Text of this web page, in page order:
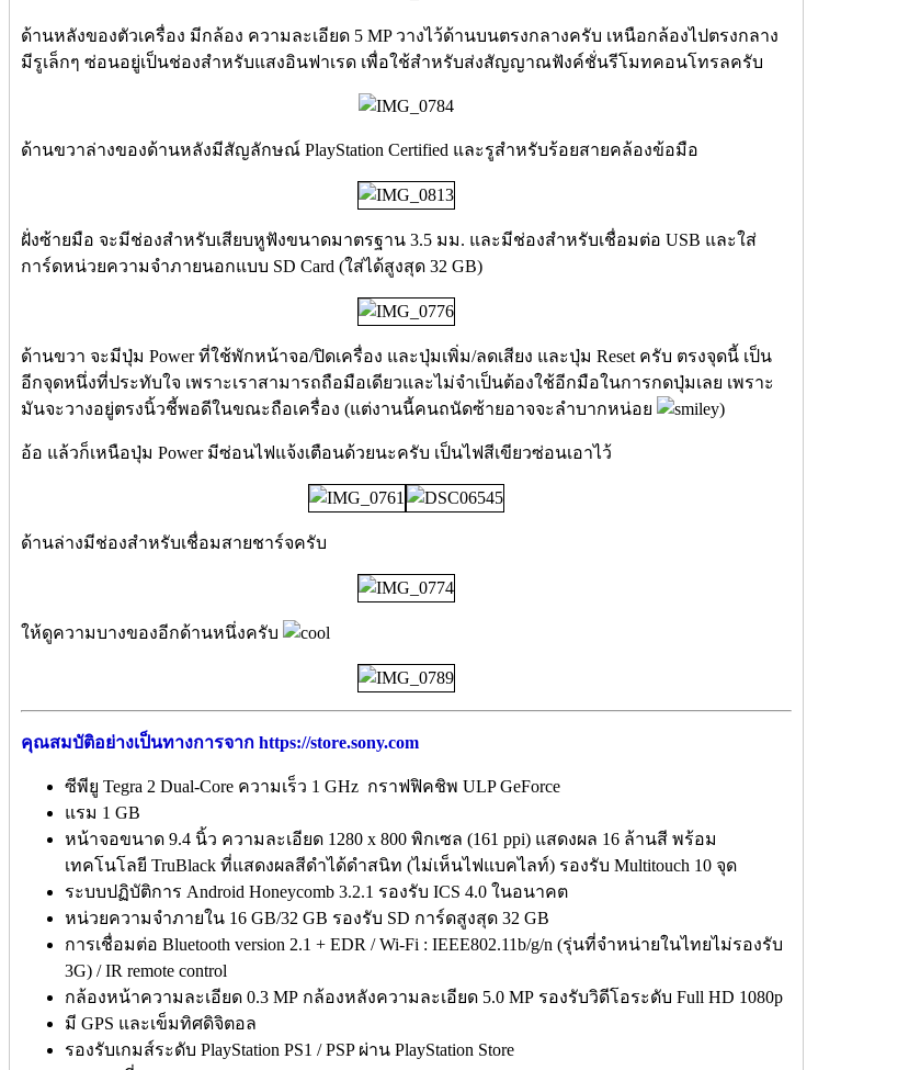
ด้านหลังของตัวเครื่อง มีกล้อง ความละเอียด 5 MP วางไว้ด้านบนตรงกลางครับ เหนือกล้องไปตรงกลาง
มีรูเล็กๆ ซ่อนอยู่เป็นช่องสำหรับแสงอินฟาเรด เพื่อใช้สำหรับส่งสัญญาณฟังค์ชั่นรีโมทคอนโทรลครับ
ด้านขวาล่างของด้านหลังมีสัญลักษณ์ PlayStation Certified และรูสำหรับร้อยสายคล้องข้อมือ
ฝั่งซ้ายมือ จะมีช่องสำหรับเสียบหูฟังขนาดมาตรฐาน 3.5 มม. และมีช่องสำหรับเชื่อมต่อ USB และใส่
การ์ดหน่วยความจำภายนอกแบบ SD Card (ใส่ได้สูงสุด 32 GB)
ด้านขวา จะมีปุ่ม Power ที่ใช้พักหน้าจอ/ปิดเครื่อง และปุ่มเพิ่ม/ลดเสียง และปุ่ม Reset ครับ ตรงจุดนี้ เป็น
อีกจุดหนึ่งที่ประทับใจ เพราะเราสามารถถือมือเดียวและไม่จำเป็นต้องใช้อีกมือในการกดปุ่มเลย เพราะ
มันจะวางอยู่ตรงนิ้วชี้พอดีในขณะถือเครื่อง (แต่งานนี้คนถนัดซ้ายอาจจะลำบากหน่อย
)
อ้อ แล้วก็เหนือปุ่ม Power มีซ่อนไฟแจ้งเตือนด้วยนะครับ เป็นไฟสีเขียวซ่อนเอาไว้
ด้านล่างมีช่องสำหรับเชื่อมสายชาร์จครับ
ให้ดูความบางของอีกด้านหนึ่งครับ
คุณสมบัติอย่างเป็นทางการจาก https://store.sony.com
ซีพียู Tegra 2 Dual-Core ความเร็ว 1 GHz กราฟฟิคชิพ ULP GeForce
แรม 1 GB
หน้าจอขนาด 9.4 นิ้ว ความละเอียด 1280 x 800 พิกเซล (161 ppi) แสดงผล 16 ล้านสี พร้อม
เทคโนโลยี TruBlack ที่แสดงผลสีดำได้ดำสนิท (ไม่เห็นไฟแบคไลท์) รองรับ Multitouch 10 จุด
ระบบปฏิบัติการ Android Honeycomb 3.2.1 รองรับ ICS 4.0 ในอนาคต
หน่วยความจำภายใน 16 GB/32 GB รองรับ SD การ์ดสูงสุด 32 GB
การเชื่อมต่อ Bluetooth version 2.1 + EDR / Wi-Fi : IEEE802.11b/g/n (รุ่นที่จำหน่ายในไทยไม่รองรับ
3G) / IR remote control
กล้องหน้าความละเอียด 0.3 MP กล้องหลังความละเอียด 5.0 MP รองรับวิดีโอระดับ Full HD 1080p
มี GPS และเข็มทิศดิจิตอล
รองรับเกมส์ระดับ PlayStation PS1 / PSP ผ่าน PlayStation Store